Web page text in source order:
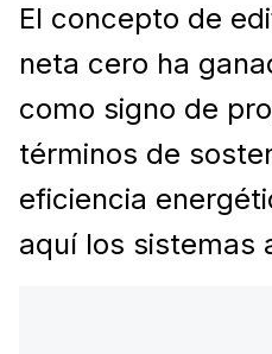
El concepto de
neta cero ha
como signo de
términos de
eficiencia
aquí los sistemas